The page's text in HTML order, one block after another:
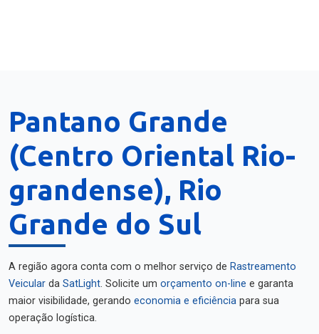
Pantano Grande
(Centro Oriental Rio-
grandense), Rio
Grande do Sul
A região agora conta com o melhor serviço de Rastreamento
Veicular da SatLight. Solicite um orçamento on-line e garanta
maior visibilidade, gerando economia e eficiência para sua
operação logística.